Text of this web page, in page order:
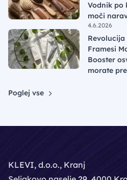
Vodnik po
moči
4.6.2026
Revolucija
Framesi
Booster
morate
Poglej vse
KLEVI, d.o.o., Kranj